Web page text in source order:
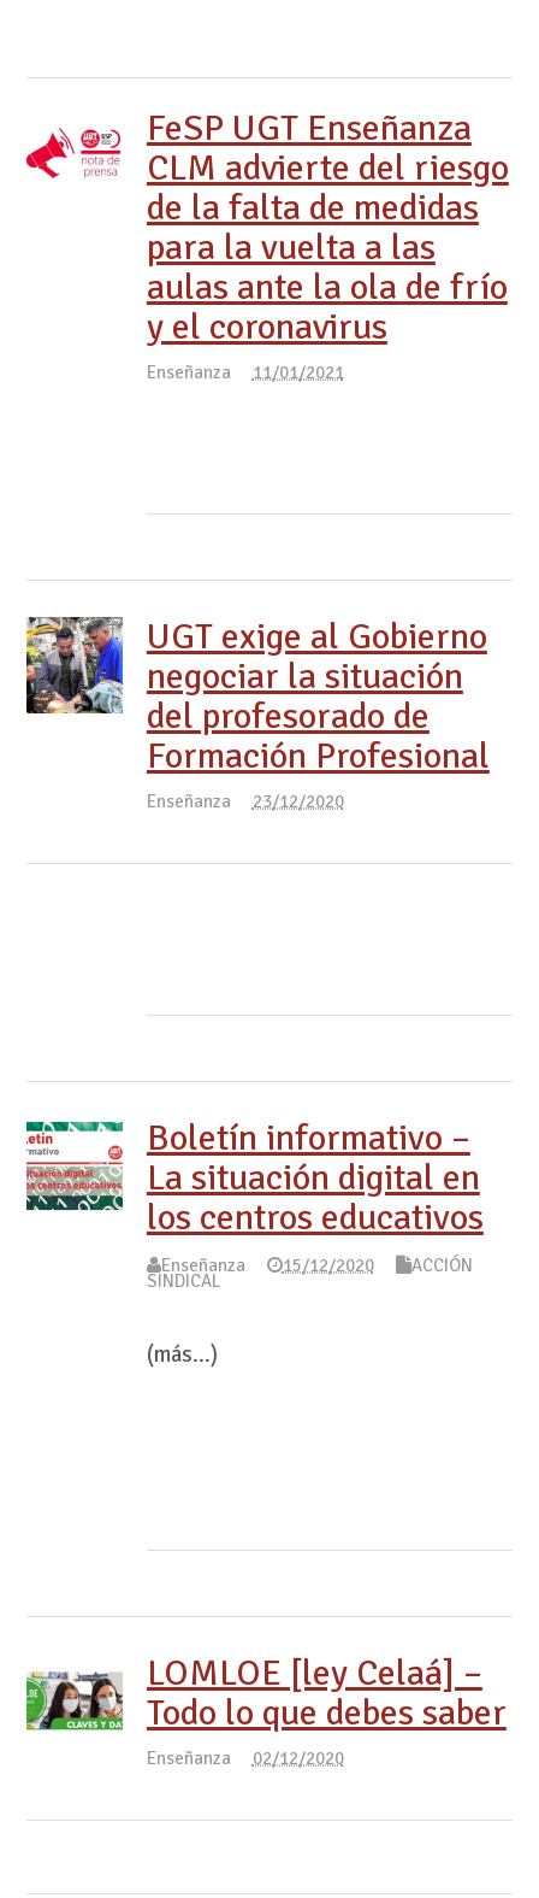
FeSP UGT Enseñanza
CLM advierte del riesgo
de la falta de medidas
para la vuelta a las
aulas ante la ola de frío
y el coronavirus
Enseñanza 11/01/2021
UGT exige al Gobierno
negociar la situación
del profesorado de
Formación Profesional
Enseñanza 23/12/2020
Boletín informativo –
La situación digital en
los centros educativos
Enseñanza 15/12/2020 ACCIÓN
SINDICAL
(más…)
LOMLOE [ley Celaá] –
Todo lo que debes saber
Enseñanza 02/12/2020